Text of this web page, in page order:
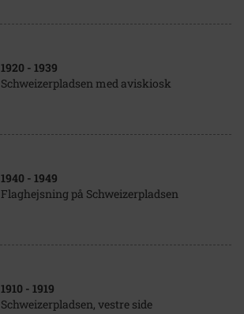
1920 - 1939
Schweizerpladsen med aviskiosk
1940 - 1949
Flaghejsning på Schweizerpladsen
1910 - 1919
Schweizerpladsen, vestre side